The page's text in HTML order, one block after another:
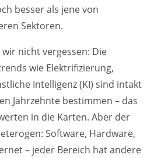
besser als jene von
Sektoren.
nicht vergessen: Die
wie Elektrifizierung,
Intelligenz (KI) sind intakt
Jahrzehnte bestimmen – das
in die Karten. Aber der
Software, Hardware,
– jeder Bereich hat andere